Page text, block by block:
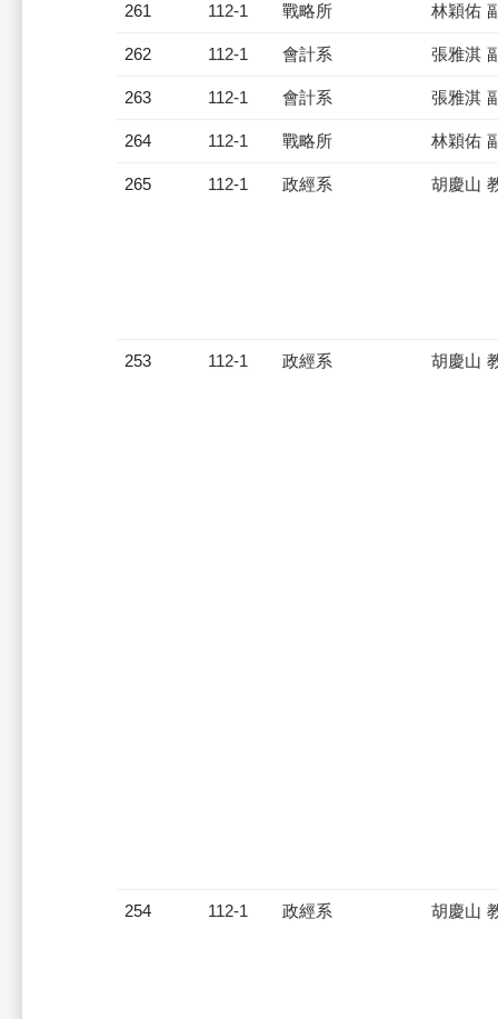
261 112-1 戰略所 林穎佑
262 112-1 會計系 張雅淇
263 112-1 會計系 張雅淇
264 112-1 戰略所 林穎佑
265 112-1 政經系 胡慶山
253 112-1 政經系 胡慶山
254 112-1 政經系 胡慶山